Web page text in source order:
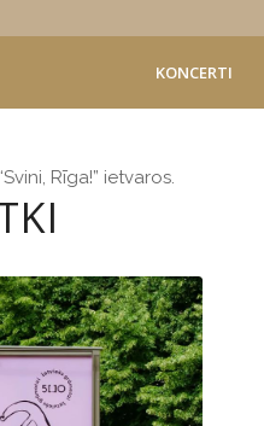
KONCERTI
Rīga!” ietvaros.